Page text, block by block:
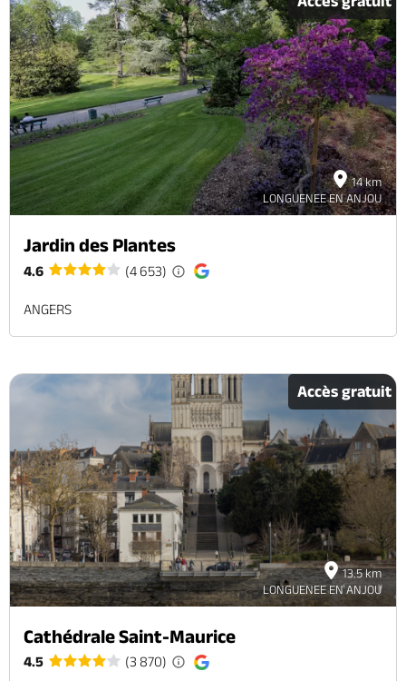
14 km
LONGUENEE EN ANJOU
Jardin des Plantes
4.6 (4 653)
ANGERS
13.5 km
LONGUENEE EN ANJOU
Accès gratuit
Cathédrale Saint-Maurice
4.5 (3 870)